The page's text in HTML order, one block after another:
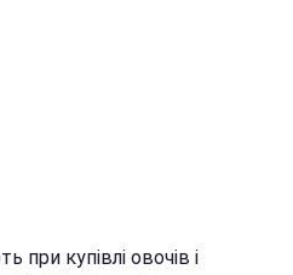
купівлі овочів і